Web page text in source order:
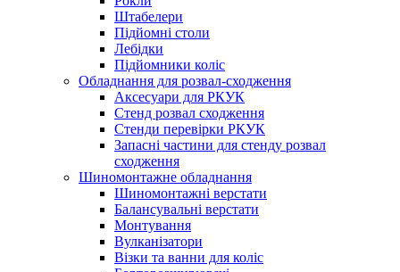
Штабелери
Підйомні столи
Лебідки
Підйомники коліс
Обладнання для розвал-сходження
Аксесуари для РКУК
Стенд розвал сходження
Стенди перевірки РКУК
Запасні частини для стенду розвал
сходження
Шиномонтажне обладнання
Шиномонтажні верстати
Балансувальні верстати
Монтування
Вулканізатори
Візки та ванни для коліс